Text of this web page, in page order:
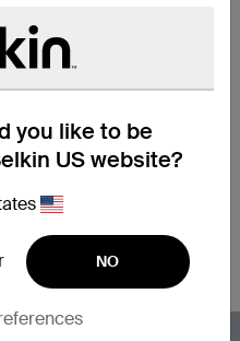
you like to be
US website?
NO
充电器
从 0 充至 50%。使用经过
升级标准的箱内电源，为新款
动态协商最佳充电电压来优化
手机提供高达 25 瓦的充电功
20 瓦的充电功率。